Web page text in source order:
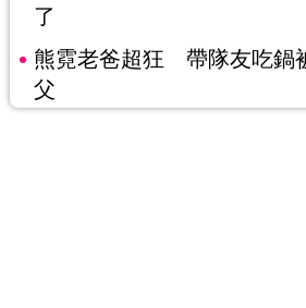
了
熊霓老爸超狂 帶隊友吃鍋
父